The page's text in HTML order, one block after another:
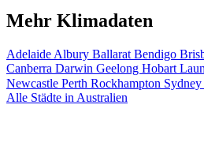
Mehr Klimadaten
Adelaide Albury Ballarat Bendigo
Canberra Darwin Geelong Hobart
Newcastle Perth Rockhampton Sydney
Alle Städte in Australien